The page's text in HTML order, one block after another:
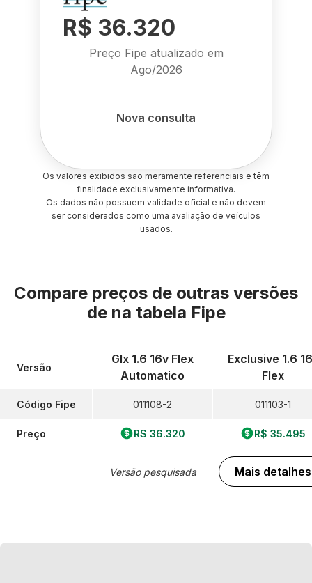
R$ 36.320
Preço Fipe atualizado em
Ago/2026
Nova consulta
Os valores exibidos são meramente referenciais e têm
finalidade exclusivamente informativa.
Os dados não possuem validade oficial e não devem
ser considerados como uma avaliação de veículos
usados.
Compare preços de outras versões
de na tabela Fipe
Versão
Código Fipe
Preço
Glx 1.6 16v Flex
Automatico
011108-2
R$ 36.320
Versão pesquisada
Exclusive 1.6
Flex
011103-1
R$ 35.495
Mais detalhes